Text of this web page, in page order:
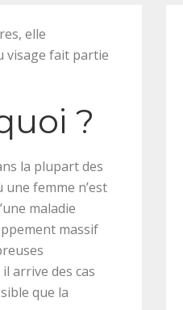
elle
visage fait partie
?
la plupart des
femme n’est
maladie
massif
arrive des cas
que la